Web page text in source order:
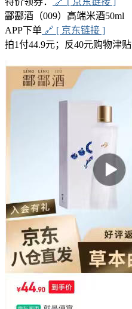
酃酃酒（009）高端米酒50ml
APP下单 🔗 [ 京东链接 ]
拍1付44.9元；反40元购物津贴